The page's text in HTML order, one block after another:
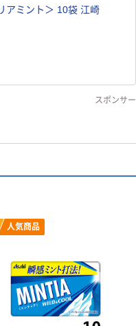
アミント＞ 10袋 江崎
スポンサー
人気商品